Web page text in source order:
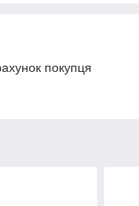
покупця